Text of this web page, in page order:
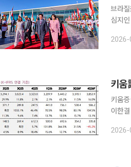
브라
심지인 상파울루에
브라
키움
키움
이한
션의